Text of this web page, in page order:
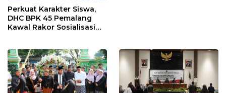
Perkuat Karakter Siswa,
DHC BPK 45 Pemalang
Kawal Rakor Sosialisasi